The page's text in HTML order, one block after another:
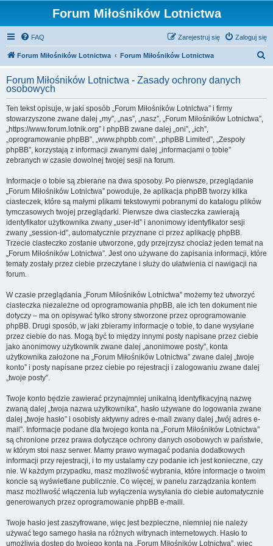
Forum Miłośników Lotnictwa
FAQ Zaloguj się
Zarejestruj się
Forum Miłośników Lotnictwa Forum Miłośników Lotnictwa
k
Forum Miłośników Lotnictwa - Zasady ochrony danych
osobowych
Ten tekst opisuje, w jaki sposób „Forum Miłośników Lotnictwa” i firmy
stowarzyszone zwane dalej „my”, „nas”, „nasz”, „Forum Miłośników Lotnictwa”,
„https://www.forum.lotnik.org” i phpBB zwane dalej „oni”, „ich”,
„oprogramowanie phpBB”, „www.phpbb.com”, „phpBB Limited”, „Zespoły
phpBB”, korzystają z informacji zwanymi dalej „informacjami o tobie”
zebranych w czasie dowolnej twojej sesji na forum.
Informacje o tobie są zbierane na dwa sposoby. Po pierwsze, przeglądanie
„Forum Miłośników Lotnictwa” powoduje, że aplikacja phpBB tworzy kilka
ciasteczek, które są małymi plikami tekstowymi pobranymi do katalogu plików
tymczasowych twojej przeglądarki. Pierwsze dwa ciasteczka zawierają
identyfikator użytkownika zwany „user-id” i anonimowy identyfikator sesji
zwany „session-id”, automatycznie przyznane ci przez aplikację phpBB.
Trzecie ciasteczko zostanie utworzone, gdy przejrzysz chociaż jeden temat na
„Forum Miłośników Lotnictwa”. Jest ono używane do zapisania informacji, które
tematy zostały przez ciebie przeczytane i służy do ułatwienia ci nawigacji na
forum.
W czasie przeglądania „Forum Miłośników Lotnictwa” możemy też utworzyć
ciasteczka niezależne od oprogramowania phpBB, ale ich ten dokument nie
dotyczy – ma on opisywać tylko strony stworzone przez oprogramowanie
phpBB. Drugi sposób, w jaki zbieramy informacje o tobie, to dane wysyłane
przez ciebie do nas. Mogą być to między innymi posty napisane przez ciebie
jako anonimowy użytkownik zwane dalej „anonimowe posty”, konta
użytkownika założone na „Forum Miłośników Lotnictwa” zwane dalej „twoje
konto” i posty napisane przez ciebie po rejestracji i zalogowaniu zwane dalej
„twoje posty”.
Twoje konto będzie zawierać przynajmniej unikalną identyfikacyjną nazwę
zwaną dalej „twoja nazwa użytkownika”, hasło używane do logowania zwane
dalej „twoje hasło” i osobisty aktywny adres e-mail zwany dalej „twój adres e-
mail”. Informacje podane dla twojego konta na „Forum Miłośników Lotnictwa”
są chronione przez prawa dotyczące ochrony danych osobowych w państwie,
w którym stoi nasz serwer. Mamy prawo wymagać podania dodatkowych
informacji przy rejestracji, i to my ustalamy czy podanie ich jest konieczne, czy
nie. W każdym przypadku, masz możliwość wybrania, które informacje o twoim
koncie są wyświetlane publicznie. Co więcej, w panelu zarządzania kontem
masz możliwość włączenia lub wyłączenia wysyłania do ciebie automatycznie
generowanych przez oprogramowanie phpBB e-maili.
Twoje hasło jest zaszyfrowane, więc jest bezpieczne, niemniej nie należy
używać tego samego hasła na różnych witrynach internetowych. Hasło to
umożliwia dostęp do twojego konta na „Forum Miłośników Lotnictwa”, więc